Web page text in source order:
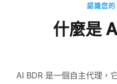
認識您的
什麼是
AI BDR 是一個自主代理，